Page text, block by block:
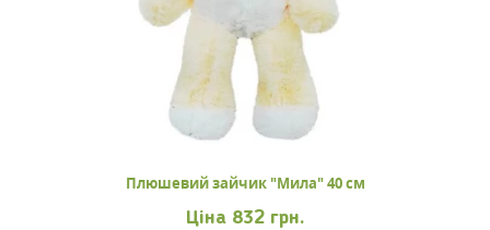
Плюшевий зайчик "Мила" 40 см
Ціна 832 грн.